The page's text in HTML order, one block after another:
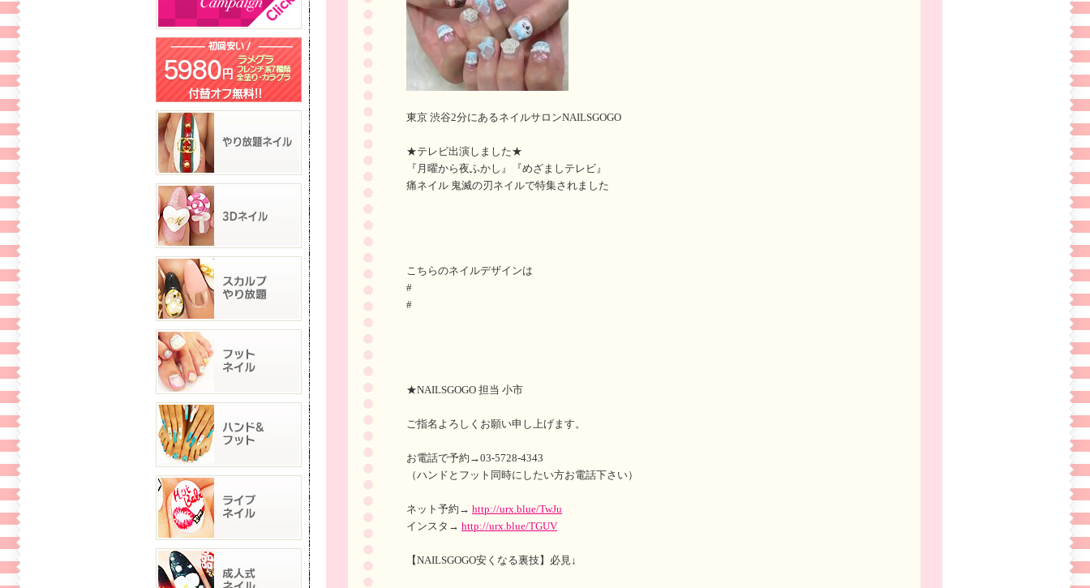
東京 渋谷2分にあるネイルサロンNAILSGOGO
★テレビ出演しました★
『月曜から夜ふかし』『めざましテレビ』
痛ネイル 鬼滅の刃ネイルで特集されました
こちらのネイルデザインは
#
#
★NAILSGOGO 担当 小市
ご指名よろしくお願い申し上げます。
お電話で予約→03-5728-4343
（ハンドとフット同時にしたい方お電話下さい）
ネット予約→ http://urx.blue/TwJu
インスタ→ http://urx.blue/TGUV
【NAILSGOGO安くなる裏技】必見↓